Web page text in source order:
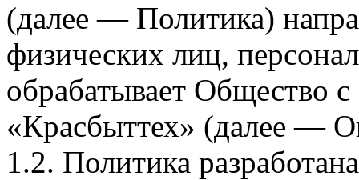
(далее — Политика)
физических лиц,
обрабатывает Общество
«Красбыттех» (далее —
1.2. Политика